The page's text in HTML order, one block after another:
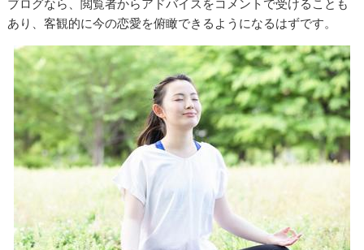
ブログなら、閲覧者からアドバイスをコメントで受けることも
あり、客観的に今の恋愛を俯瞰できるようになるはずです。